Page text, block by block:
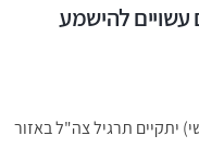
להישמע
יתקיים תרגיל צה"ל באזור